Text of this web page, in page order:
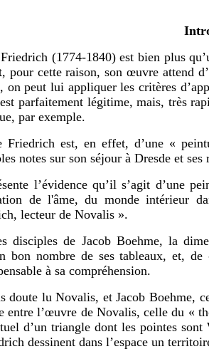
(1774-1840) est bien plus
pour cette raison, son œuvre attend
on peut lui appliquer les critères
parfaitement légitime, mais, très
par exemple.
Friedrich est, en effet, d’une «
notes sur son séjour à Dresde et
l’évidence qu’il s’agit d’une
de l'âme, du monde intérieur
lecteur de Novalis ».
disciples de Jacob Boehme, la
bon nombre de ses tableaux, et,
à sa compréhension.
doute lu Novalis, et Jacob Boehme,
entre l’œuvre de Novalis, celle du «
d’un triangle dont les pointes
dessinent dans l’espace un